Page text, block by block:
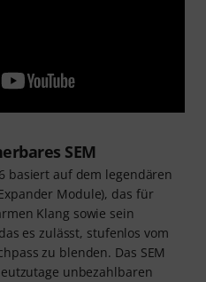
SEM
basiert auf dem legendären
Module), das für
Klang sowie sein
es zulässt, stufenlos vom
zu blenden. Das SEM
unbezahlbaren